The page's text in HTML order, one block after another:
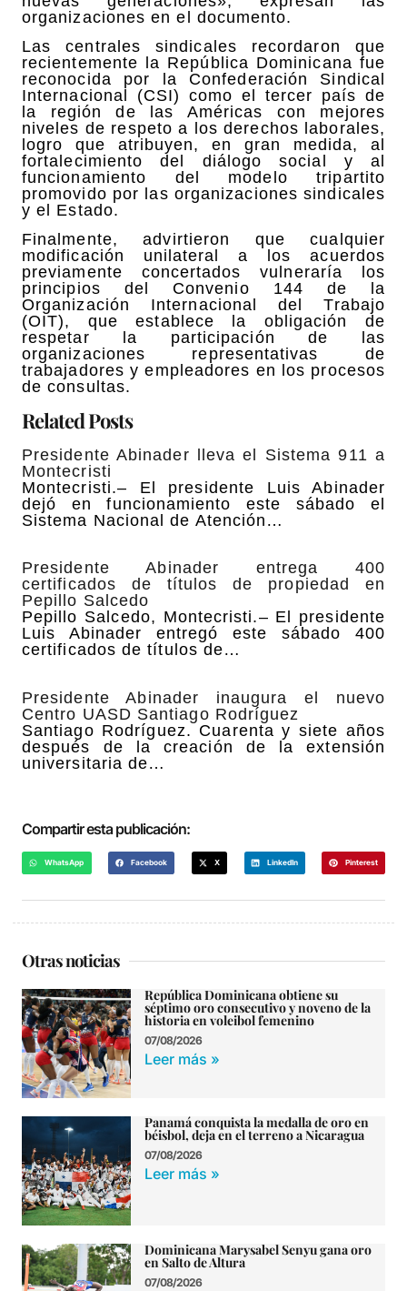
organizaciones en el documento.
Las centrales sindicales recordaron que
recientemente la República Dominicana fue
reconocida por la Confederación Sindical
Internacional (CSI) como el tercer país de
la región de las Américas con mejores
niveles de respeto a los derechos laborales,
logro que atribuyen, en gran medida, al
fortalecimiento del diálogo social y al
funcionamiento del modelo tripartito
promovido por las organizaciones sindicales
y el Estado.
Finalmente, advirtieron que cualquier
modificación unilateral a los acuerdos
previamente concertados vulneraría los
principios del Convenio 144 de la
Organización Internacional del Trabajo
(OIT), que establece la obligación de
respetar la participación de las
organizaciones representativas de
trabajadores y empleadores en los procesos
de consultas.
Related Posts
Presidente Abinader lleva el Sistema 911 a
Montecristi
Montecristi.– El presidente Luis Abinader
dejó en funcionamiento este sábado el
Sistema Nacional de Atención…
Presidente Abinader entrega 400
certificados de títulos de propiedad en
Pepillo Salcedo
Pepillo Salcedo, Montecristi.– El presidente
Luis Abinader entregó este sábado 400
certificados de títulos de…
Presidente Abinader inaugura el nuevo
Centro UASD Santiago Rodríguez
Santiago Rodríguez. Cuarenta y siete años
después de la creación de la extensión
universitaria de…
Compartir esta publicación:
WhatsApp Facebook X LinkedIn Pinterest
Otras noticias
República Dominicana obtiene su
séptimo oro consecutivo y noveno de la
historia en voleibol femenino
07/08/2026
Leer más »
Panamá conquista la medalla de oro en
béisbol, deja en el terreno a Nicaragua
07/08/2026
Leer más »
Dominicana Marysabel Senyu gana oro
en Salto de Altura
07/08/2026